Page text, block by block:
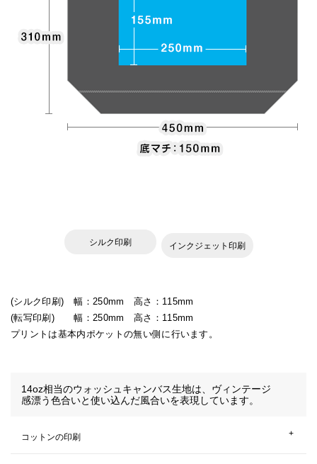
シルク印刷 インクジェット印刷
(シルク印刷) 幅：250mm 高さ：115mm
(転写印刷)
幅：250mm 高さ：115mm
プリントは基本内ポケットの無い側に行います。
14oz相当のウォッシュキャンバス生地は、ヴィンテージ
感漂う色合いと使い込んだ風合いを表現しています。
コットンの印刷